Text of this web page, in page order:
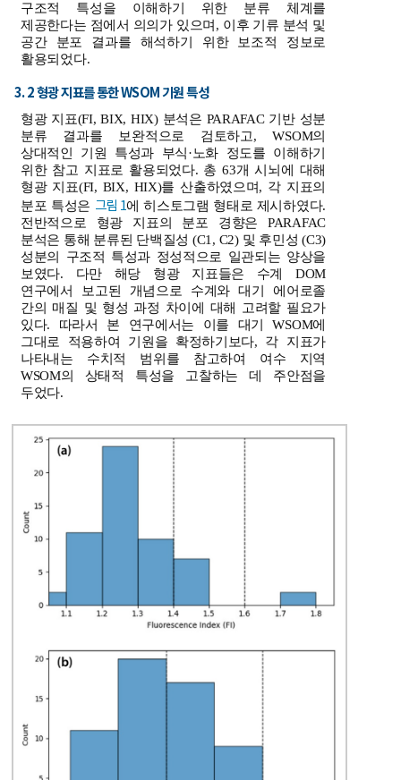
구조적 특성을 이해하기 위한 분류 체계를
제공한다는 점에서 의의가 있으며, 이후 기류 분석 및
공간 분포 결과를 해석하기 위한 보조적 정보로
활용되었다.
3. 2 형광 지표를 통한 WSOM 기원 특성
형광 지표(FI, BIX, HIX) 분석은 PARAFAC 기반 성분
분류 결과를 보완적으로 검토하고, WSOM의
상대적인 기원 특성과 부식·노화 정도를 이해하기
위한 참고 지표로 활용되었다. 총 63개 시뇌에 대해
형광 지표(FI, BIX, HIX)를 산출하였으며, 각 지표의
분포 특성은 그림 1에 히스토그램 형태로 제시하였다.
전반적으로 형광 지표의 분포 경향은 PARAFAC
분석은 통해 분류된 단백질성 (C1, C2) 및 후민성 (C3)
성분의 구조적 특성과 정성적으로 일관되는 양상을
보였다. 다만 해당 형광 지표들은 수계 DOM
연구에서 보고된 개념으로 수계와 대기 에어로졸
간의 매질 및 형성 과정 차이에 대해 고려할 필요가
있다. 따라서 본 연구에서는 이를 대기 WSOM에
그대로 적용하여 기원을 확정하기보다, 각 지표가
나타내는 수치적 범위를 참고하여 여수 지역
WSOM의 상태적 특성을 고찰하는 데 주안점을
두었다.